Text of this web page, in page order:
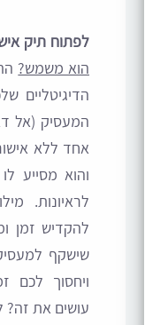
לפתוח תיק
הוא משמש?
הדיגיטליים
המעסיק (אל
אחד ללא
והוא מסייע
לראיונות.
להקדיש זמן
שישקף
ויחסוך לכם
עושים את